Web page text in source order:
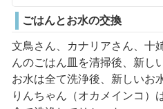
ごはんとお水の交換
文鳥さん、カナリアさん、十
んのごはん皿を清掃後、新し
お水は全て洗浄後、新しいお
りんちゃん（オカメインコ）